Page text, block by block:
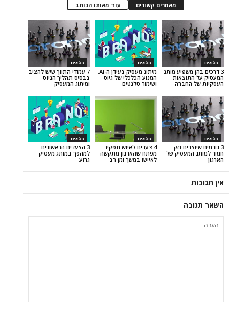
עוד מאותו הכותב
בלוגים
7 עמודי התווך שיש להציב
בבסיס תהליך הגיוס
ומיתוג המעסיק
בלוגים
מיתוג מעסיק בעידן ה-AI:
המנוע הכלכלי של גיוס
ושימור טלנטים
מותג
בלוגים
3 הצעדים הראשונים
למהפך במותג מעסיק
גרוע
בלוגים
4 צעדים לאיוש תפקיד
מפתח שהארגון מתקשה
לאיישו במשך זמן רב
נזק
של